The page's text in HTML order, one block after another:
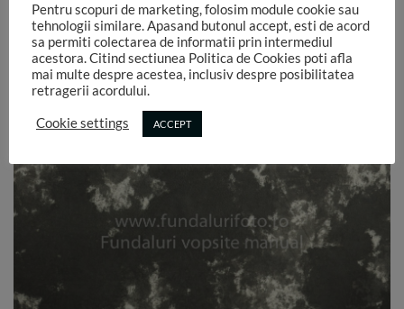
Pentru scopuri de marketing, folosim module cookie sau
tehnologii similare. Apasand butonul accept, esti de acord
sa permiti colectarea de informatii prin intermediul
acestora. Citind sectiunea Politica de Cookies poti afla
mai multe despre acestea, inclusiv despre posibilitatea
retragerii acordului.
Cookie settings ACCEPT